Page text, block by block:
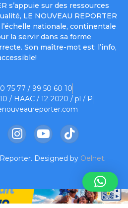
s’appuie sur des ressources
LE NOUVEAU REPORTER
nationale, continentale
la servir dans sa forme
Son maître-mot est: l’info,
75 77 / 99 50 60 10
/ HAAC / 12-2020 / pl / P
InstagramYouTubeTikTok
Designed by Oelnet.